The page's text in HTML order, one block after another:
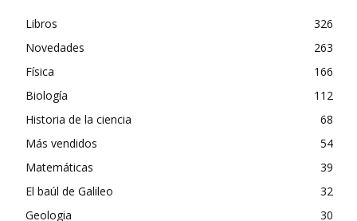
Libros
326
Novedades
263
Física
166
Biología
112
Historia de la ciencia
68
Más vendidos
54
Matemáticas
39
El baúl de Galileo
32
Geologia
30